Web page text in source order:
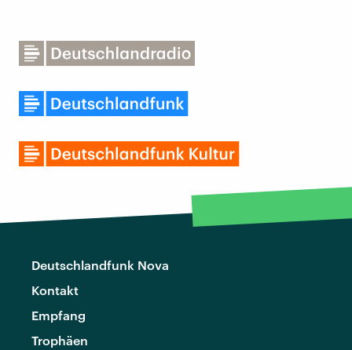
Deutschlandfunk Nova
Kontakt
Empfang
Trophäen